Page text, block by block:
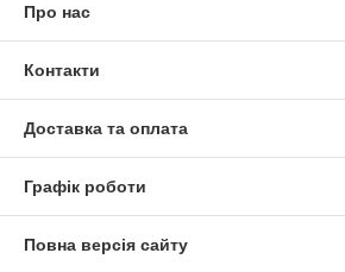
Про нас
Контакти
Доставка та оплата
Графік роботи
Повна версія сайту